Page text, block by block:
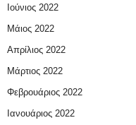
Ιούνιος 2022
Μάιος 2022
Απρίλιος 2022
Μάρτιος 2022
Φεβρουάριος 2022
Ιανουάριος 2022